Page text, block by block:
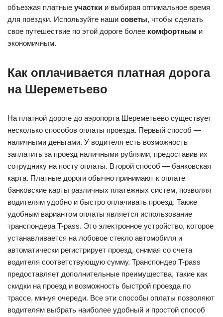
объезжая платные участки и выбирая оптимальное время
для поездки. Используйте наши советы, чтобы сделать
свое путешествие по этой дороге более комфортным и
экономичным.
Как оплачивается платная дорога
на Шереметьево
На платной дороге до аэропорта Шереметьево существует
несколько способов оплаты проезда. Первый способ —
наличными деньгами. У водителя есть возможность
заплатить за проезд наличными рублями, предоставив их
сотруднику на посту оплаты. Второй способ — банковская
карта. Платные дороги обычно принимают к оплате
банковские карты различных платежных систем, позволяя
водителям удобно и быстро оплачивать проезд. Также
удобным вариантом оплаты является использование
транспондера T-pass. Это электронное устройство, которое
устанавливается на лобовое стекло автомобиля и
автоматически регистрирует проезд, снимая со счета
водителя соответствующую сумму. Транспондер T-pass
предоставляет дополнительные преимущества, такие как
скидки на проезд и возможность быстрой проезда по
трассе, минуя очереди. Все эти способы оплаты позволяют
водителям выбрать наиболее удобный и простой способ